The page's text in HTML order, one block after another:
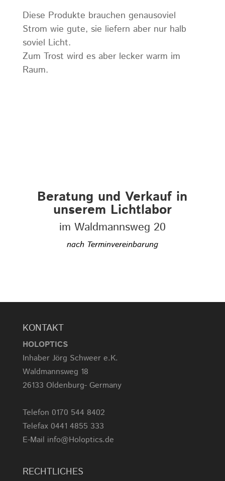
Diese Produkte brauchen genausoviel
Strom wie gute, sie liefern aber nur halb
soviel Licht.
Zum Trost wird es aber lecker warm im
Raum.
Beratung und Verkauf in
unserem Lichtlabor
im Waldmannsweg 20
nach Terminvereinbarung
KONTAKT
HOLOPTICS
Inhaber Jörg Schweer e.K.
Waldmannsweg 18
26133 Oldenburg- Germany
Telefon 0170 544 8402
Telefax 0441 4855 333
E-Mail info@Holoptics.de
RECHTLICHES